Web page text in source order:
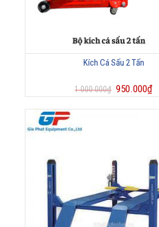
Kích Cá Sấu 2 Tấn
1.000.000₫ 950.000₫